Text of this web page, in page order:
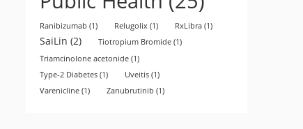
Ranibizumab (1) Relugolix (1) RxLibra (1)
SaiLin (2) Tiotropium Bromide (1)
Triamcinolone acetonide (1)
Type-2 Diabetes (1) Uveitis (1)
Varenicline (1) Zanubrutinib (1)